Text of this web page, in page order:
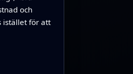
och
istället för att